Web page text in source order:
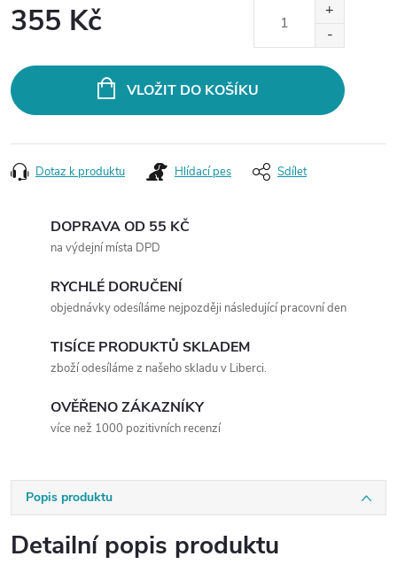
355 Kč
VLOŽIT DO KOŠÍKU
Dotaz k produktu Hlídací pes Sdílet
DOPRAVA OD 55 KČ
na výdejní místa DPD
RYCHLÉ DORUČENÍ
objednávky odesíláme nejpozději následující pracovní den
TISÍCE PRODUKTŮ SKLADEM
zboží odesíláme z našeho skladu v Liberci.
OVĚŘENO ZÁKAZNÍKY
více než 1000 pozitivních recenzí
Popis produktu
Detailní popis produktu